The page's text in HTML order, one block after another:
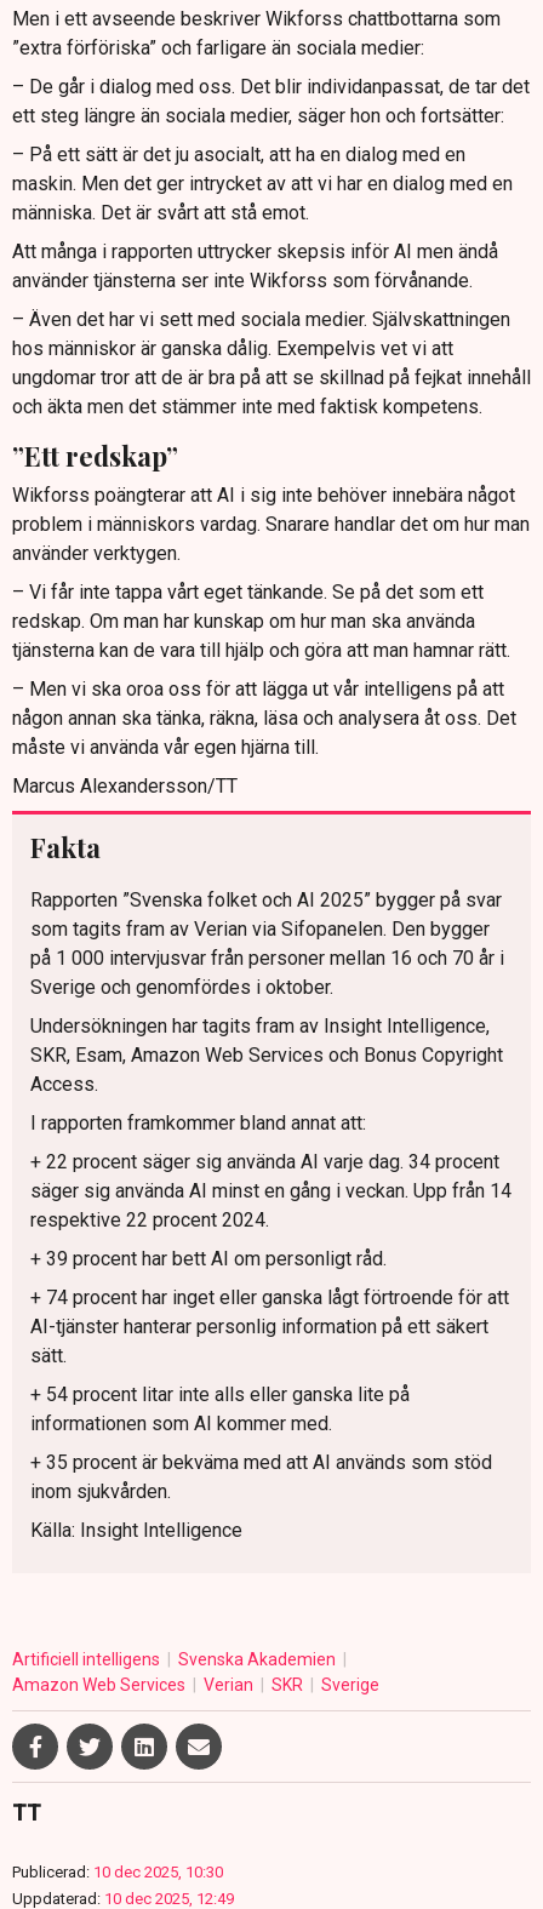
Men i ett avseende beskriver Wikforss chattbottarna som
”extra förföriska” och farligare än sociala medier:
– De går i dialog med oss. Det blir individanpassat, de tar det
ett steg längre än sociala medier, säger hon och fortsätter:
– På ett sätt är det ju asocialt, att ha en dialog med en
maskin. Men det ger intrycket av att vi har en dialog med en
människa. Det är svårt att stå emot.
Att många i rapporten uttrycker skepsis inför AI men ändå
använder tjänsterna ser inte Wikforss som förvånande.
– Även det har vi sett med sociala medier. Självskattningen
hos människor är ganska dålig. Exempelvis vet vi att
ungdomar tror att de är bra på att se skillnad på fejkat innehåll
och äkta men det stämmer inte med faktisk kompetens.
”Ett redskap”
Wikforss poängterar att AI i sig inte behöver innebära något
problem i människors vardag. Snarare handlar det om hur man
använder verktygen.
– Vi får inte tappa vårt eget tänkande. Se på det som ett
redskap. Om man har kunskap om hur man ska använda
tjänsterna kan de vara till hjälp och göra att man hamnar rätt.
– Men vi ska oroa oss för att lägga ut vår intelligens på att
någon annan ska tänka, räkna, läsa och analysera åt oss. Det
måste vi använda vår egen hjärna till.
Marcus Alexandersson/TT
Fakta
Rapporten ”Svenska folket och AI 2025” bygger på svar
som tagits fram av Verian via Sifopanelen. Den bygger
på 1 000 intervjusvar från personer mellan 16 och 70 år i
Sverige och genomfördes i oktober.
Undersökningen har tagits fram av Insight Intelligence,
SKR, Esam, Amazon Web Services och Bonus Copyright
Access.
I rapporten framkommer bland annat att:
+ 22 procent säger sig använda AI varje dag. 34 procent
säger sig använda AI minst en gång i veckan. Upp från 14
respektive 22 procent 2024.
+ 39 procent har bett AI om personligt råd.
+ 74 procent har inget eller ganska lågt förtroende för att
AI-tjänster hanterar personlig information på ett säkert
sätt.
+ 54 procent litar inte alls eller ganska lite på
informationen som AI kommer med.
+ 35 procent är bekväma med att AI används som stöd
inom sjukvården.
Källa: Insight Intelligence
Artificiell intelligens
Svenska Akademien
Amazon Web Services
Verian SKR Sverige
TT
Publicerad: 10 dec 2025, 10:30
Uppdaterad: 10 dec 2025, 12:49